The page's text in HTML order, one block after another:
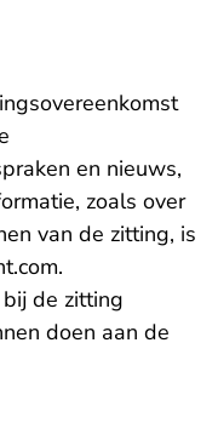
en nieuws,
zoals over
van de zitting, is
- U verlaat
.
de zitting
doen aan de